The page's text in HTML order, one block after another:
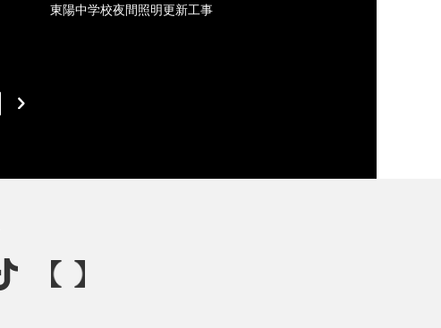
東陽中学校夜間照明更新工事